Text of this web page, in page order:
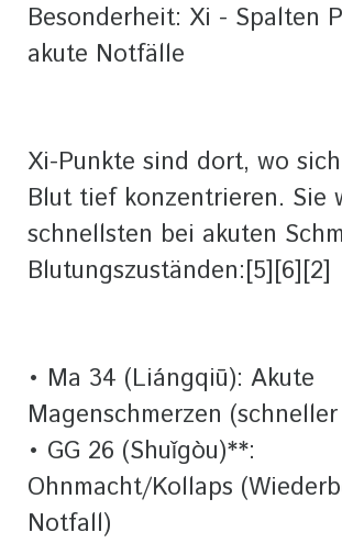
Besonderheit: Xi - Spalten
akute Notfälle
Xi-Punkte sind dort, wo
Blut tief konzentrieren. Sie
schnellsten bei akuten
Blutungszuständen:[5][6][2]
• Ma 34 (Liángqiū): Akute
Magenschmerzen (schneller
• GG 26 (Shuǐgòu)**:
Ohnmacht/Kollaps
Notfall)